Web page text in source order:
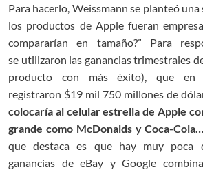
Para hacerlo, Weissmann se planteó una
los productos de Apple fueran
compararían en tamaño?” Para
se utilizaron las ganancias trimestrales
producto con más éxito), que
registraron $19 mil 750 millones de
colocaría al celular estrella de Apple
grande como McDonalds y Coca-
que destaca es que hay muy poca
ganancias de eBay y Google